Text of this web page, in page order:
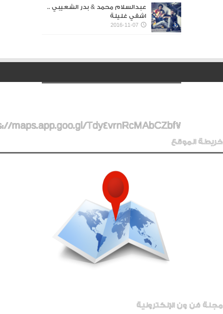
عبدالسلام محمد & بدر الشعيبي ..
اشفي غليلة
2016-11-07
maps.app.goo.gl/Tdy4vrnRcMAbCZbf7
خريطة الموقع
مجلة فن ون الإلكترونية